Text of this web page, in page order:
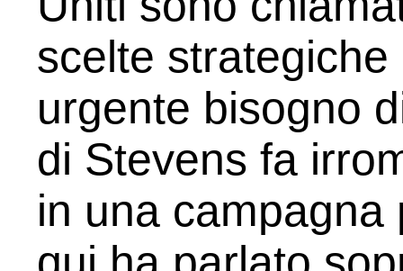
scelte
urgente bisogno
di Stevens fa
in una